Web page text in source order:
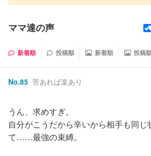
ママ達の声
新着順 投稿順 新着順 投稿
No.85 苦あれば楽あり
うん、求めすぎ。
自分がこうだから辛いから相手も同じ
て……最強の束縛。